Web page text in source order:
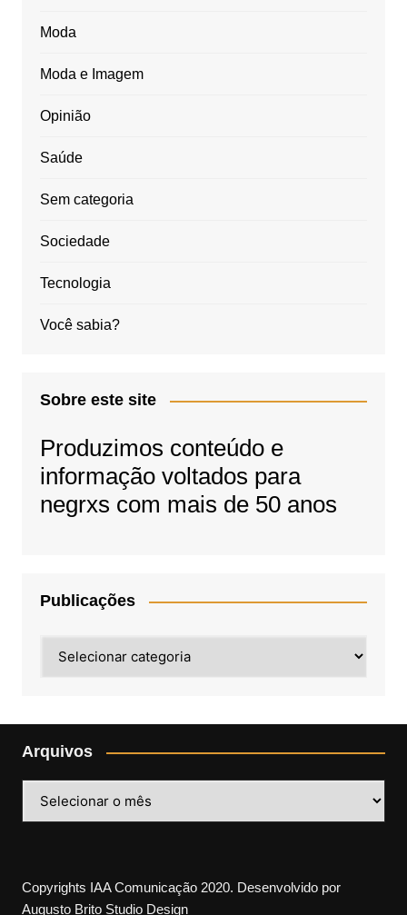
Moda
Moda e Imagem
Opinião
Saúde
Sem categoria
Sociedade
Tecnologia
Você sabia?
Sobre este site
Produzimos conteúdo e
informação voltados para
negrxs com mais de 50 anos
Publicações
Arquivos
Copyrights IAA Comunicação 2020. Desenvolvido por
Augusto Brito Studio Design